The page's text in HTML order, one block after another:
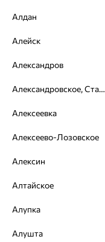
Кольцо, золото
17 546₽ 48 739
64%
Алдан
Алейск
Александров
Александровское, Ставропольский край
Алексеевка
Алексеево-Лозовское
Алексин
Алтайское
Алупка
Алушта